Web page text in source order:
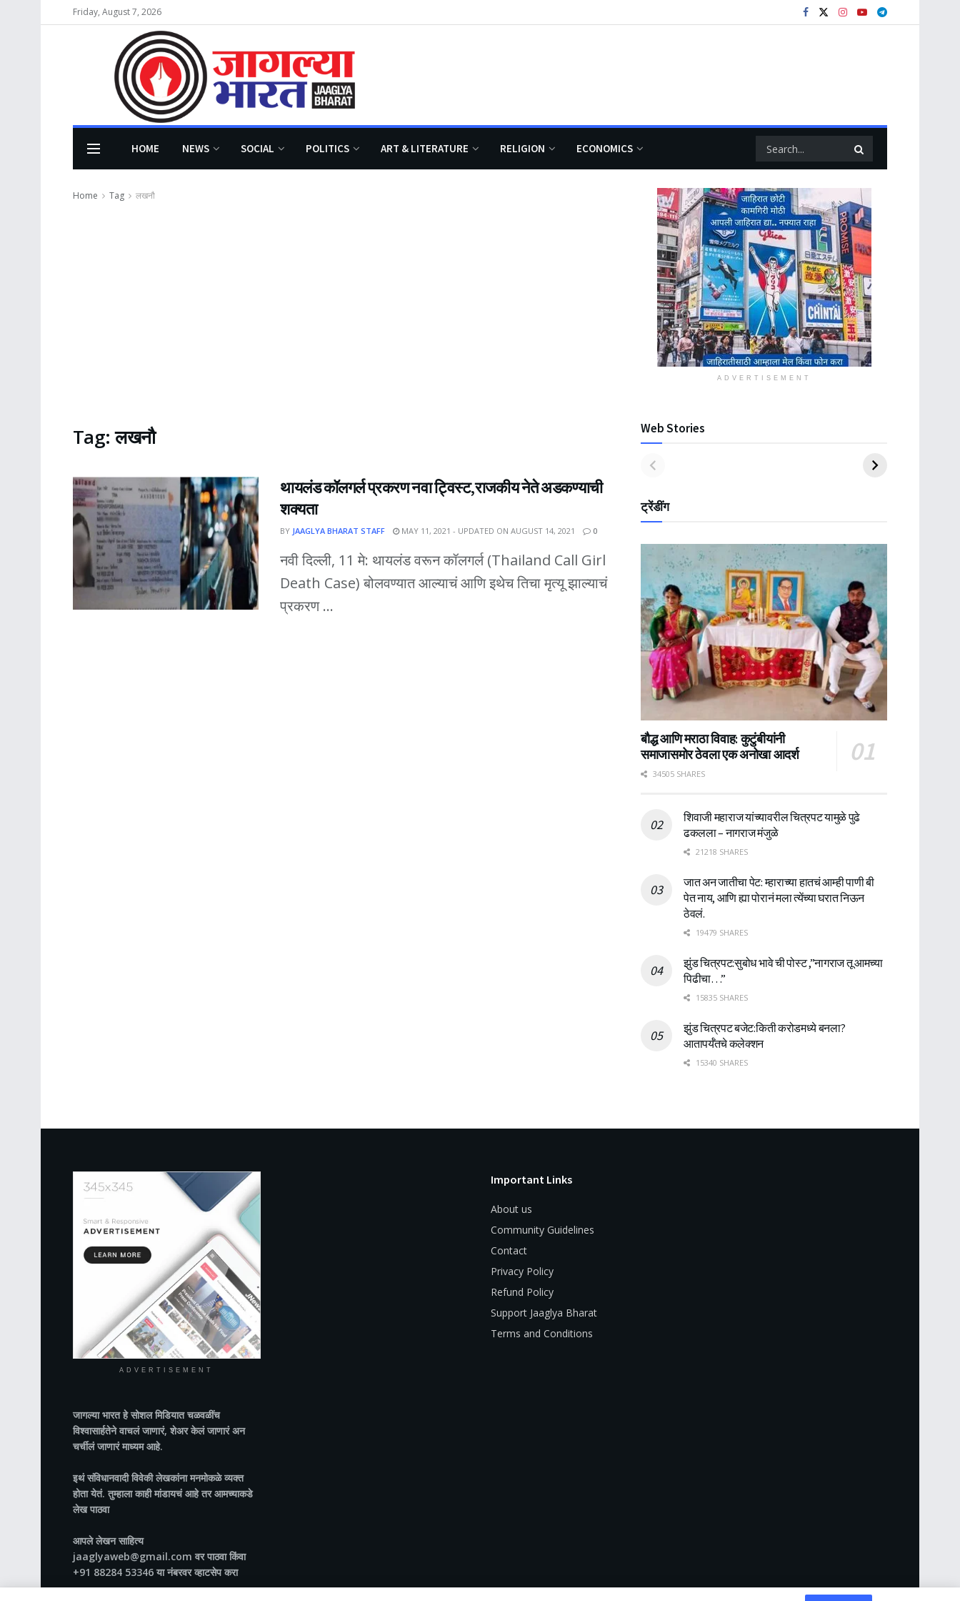
Friday, August 7, 2026
HOME NEWS SOCIAL POLITICS ART & LITERATURE RELIGION ECONOMICS
Home Tag लखनौ
Tag:लखनौ
थायलंड कॉलगर्ल प्रकरण नवा ट्विस्ट,राजकीय नेते अडकण्याची
शक्यता
BY JAAGLYA BHARAT STAFF MAY 11, 2021 - UPDATED ON AUGUST 14, 2021 0
नवी दिल्ली, 11 मे: थायलंड वरून कॉलगर्ल (Thailand Call Girl
Death Case) बोलवण्यात आल्याचं आणि इथेच तिचा मृत्यू झाल्याचं
प्रकरण ...
ADVERTISEMENT
Web Stories
ट्रेंडींग
बौद्ध आणि मराठा विवाह: कुटुंबीयांनी
समाजासमोर ठेवला एक अनोखा आदर्श
34505 SHARES
शिवाजी महाराज यांच्यावरील चित्रपट यामुळे पुढे
ढकलला – नागराज मंजुळे
21218 SHARES
जात अन जातीचा पेट: म्हाराच्या हातचं आम्ही पाणी बी
पेत नाय, आणि ह्या पोरानं मला त्येंच्या घरात निऊन
ठेवलं.
19479 SHARES
झुंड चित्रपट:सुबोध भावे ची पोस्ट ,”नागराज तू आमच्या
पिढीचा…”
15835 SHARES
झुंड चित्रपट बजेट:किती करोडमध्ये बनला?
आतापर्यँतचे कलेक्शन
15340 SHARES
ADVERTISEMENT
जागल्या भारतहे सोशल मिडियात चळवळींच
विश्वासार्हतेने वाचलं जाणारं, शेअर केलं जाणारं अन
चर्चीलं जाणारं माध्यम आहे.
इथं संविधानवादी विवेकी लेखकांना मनमोकळे व्यक्त
होता येतं. तुम्हाला काही मांडायचं आहे तर आमच्याकडे
लेख पाठवा
आपले लेखन साहित्य
jaaglyaweb@gmail.com वर पाठवा किंवा
+91 88284 53346 या नंबरवर व्हाटसेप करा
Important Links
About us
Community Guidelines
Contact
Privacy Policy
Refund Policy
Support Jaaglya Bharat
Terms and Conditions